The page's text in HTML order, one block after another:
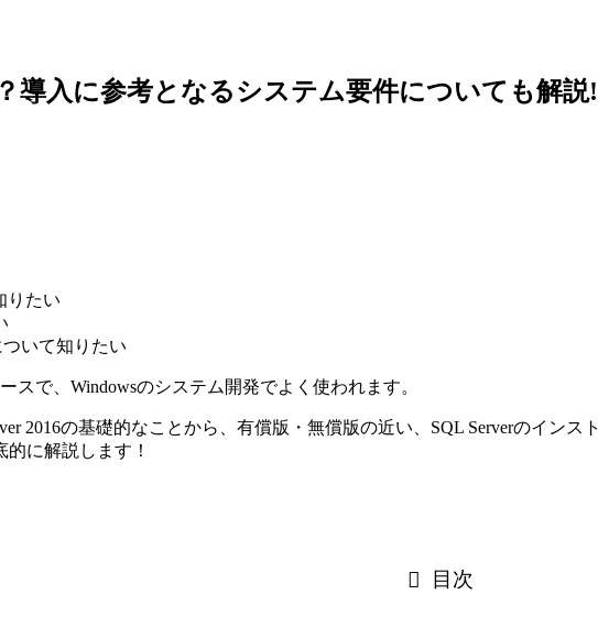
導入に参考となるシステム要件についても解説!
りたい
ついて知りたい
スで、Windowsのシステム開発でよく使われます。
2016の基礎的なことから、有償版・無償版の近い、SQL Serverのインス
に解説します！
目次